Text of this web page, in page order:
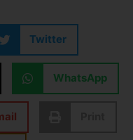
Twitter
WhatsApp